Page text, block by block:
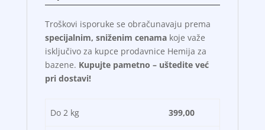
Troškovi isporuke se obračunavaju prema
specijalnim, sniženim cenamakoje važe
isključivo za kupce prodavnice Hemija za
bazene. Kupujte pametno – uštedite već
pri dostavi!
Do 2 kg 399,00